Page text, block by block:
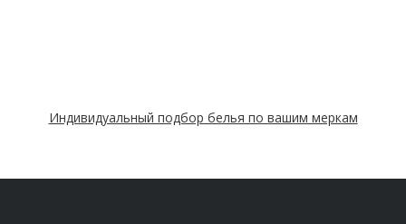
Индивидуальный подбор белья по вашим меркам